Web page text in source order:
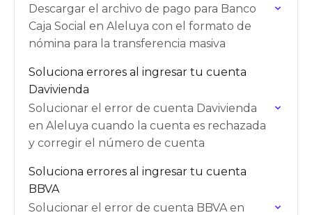
Descargar el archivo de pago para Banco
Caja Social en Aleluya con el formato de
nómina para la transferencia masiva
Soluciona errores al ingresar tu cuenta
Davivienda
Solucionar el error de cuenta Davivienda
en Aleluya cuando la cuenta es rechazada
y corregir el número de cuenta
Soluciona errores al ingresar tu cuenta
BBVA
Solucionar el error de cuenta BBVA en